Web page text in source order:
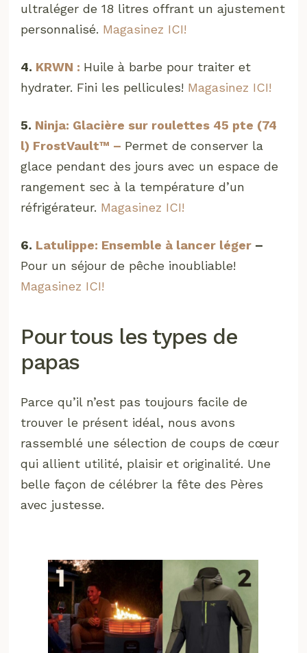
ultraléger de 18 litres offrant un ajustement
personnalisé. Magasinez ICI!
4. KRWN : Huile à barbe pour traiter et
hydrater. Fini les pellicules! Magasinez ICI!
5. Ninja: Glacière sur roulettes 45 pte (74
l) FrostVault™ – Permet de conserver la
glace pendant des jours avec un espace de
rangement sec à la température d’un
réfrigérateur. Magasinez ICI!
6. Latulippe: Ensemble à lancer léger –
Pour un séjour de pêche inoubliable!
Magasinez ICI!
Pour tous les types de
papas
Parce qu’il n’est pas toujours facile de
trouver le présent idéal, nous avons
rassemblé une sélection de coups de cœur
qui allient utilité, plaisir et originalité. Une
belle façon de célébrer la fête des Pères
avec justesse.